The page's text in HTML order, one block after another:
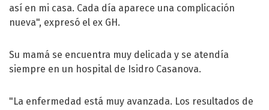
así en mi casa. Cada día aparece una complicación
nueva", expresó el ex GH.
Su mamá se encuentra muy delicada y se atendía
siempre en un hospital de Isidro Casanova.
"La enfermedad está muy avanzada. Los resultados de